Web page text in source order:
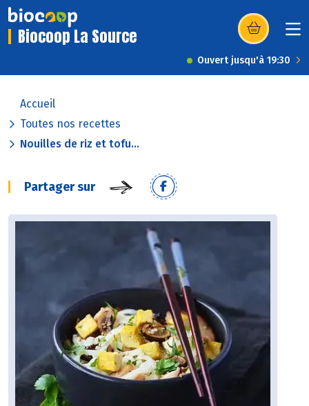
Biocoop La Source (s’ouvre dans
Ouvert jusqu'à 19:30
Accueil
Toutes nos recettes
Nouilles de riz et tofu...
Partager sur